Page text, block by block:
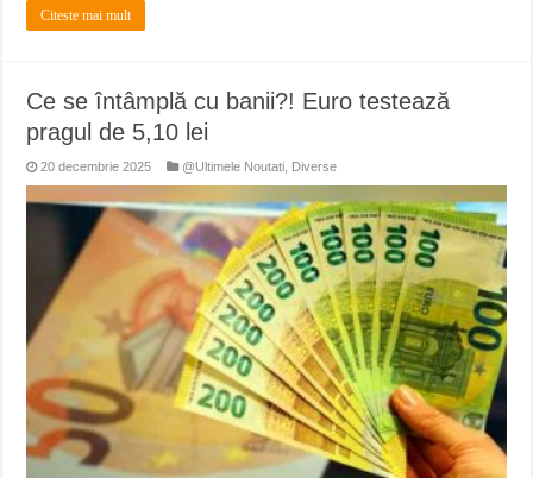
Citeste mai mult
Ce se întâmplă cu banii?! Euro testează
pragul de 5,10 lei
20 decembrie 2025 @Ultimele Noutati Diverse